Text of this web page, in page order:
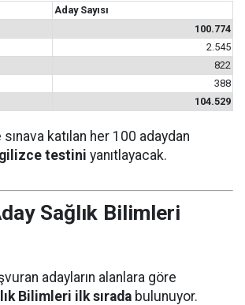
Aday Sayısı
100.774
2.545
822
388
104.529
katılan her 100 adaydan
testini yanıtlayacak.
Sağlık Bilimleri
adayların alanlara göre
Bilimleri ilk sırada bulunuyor.